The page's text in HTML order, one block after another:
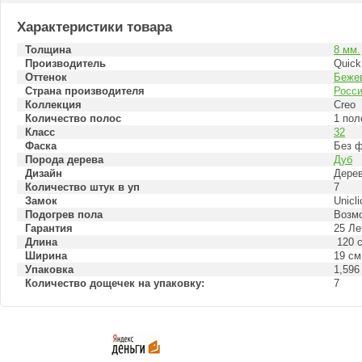
Характеристики товара
Толщина
8 мм.
Производитель
Оттенок
Страна производителя
Коллекция
Creo
Количество полос
1
Класс
32
Фаска
Без
Порода дерева
Дуб
Дизайн
Количество штук в уп
7
Замок
Подогрев пола
Гарантия
25
Длина
120
Ширина
19 см
Упаковка
1,596
Количество дощечек на упаковку:
7